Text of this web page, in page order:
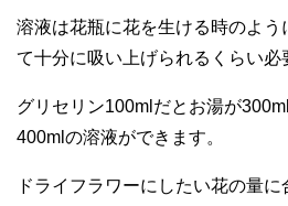
溶液は花瓶に花を生ける時のよう
て十分に吸い上げられるくらい必
グリセリン100mlだとお湯が
400mlの溶液ができます。
ドライフラワーにしたい花の量